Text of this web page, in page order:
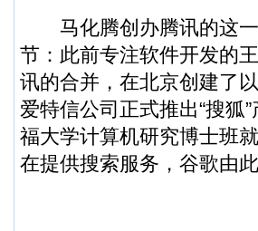
马化腾创办腾讯的这一
节：此前专注软件开发的
讯的合并，在北京创建了
爱特信公司正式推出“搜狐
福大学计算机研究博士班
在提供搜索服务，谷歌由此